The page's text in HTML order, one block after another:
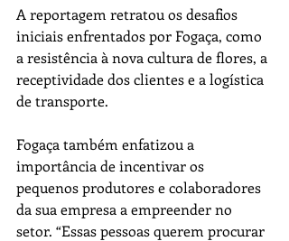
A reportagem retratou os desafios
iniciais enfrentados por Fogaça, como
a resistência à nova cultura de flores, a
receptividade dos clientes e a logística
de transporte.
Fogaça também enfatizou a
importância de incentivar os
pequenos produtores e colaboradores
da sua empresa a empreender no
setor. “Essas pessoas querem procurar